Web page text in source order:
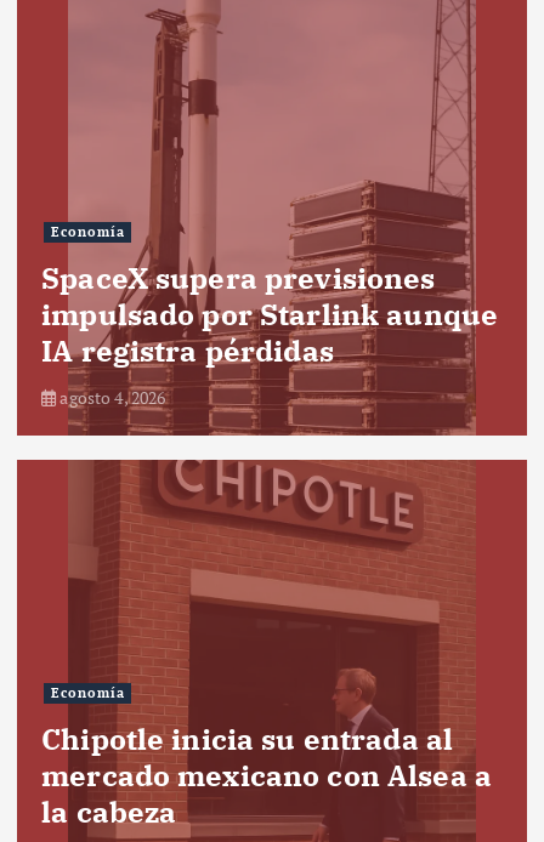
Economía
SpaceX supera previsiones
impulsado por Starlink aunque
IA registra pérdidas
agosto 4, 2026
Economía
Chipotle inicia su entrada al
mercado mexicano con Alsea a
la cabeza